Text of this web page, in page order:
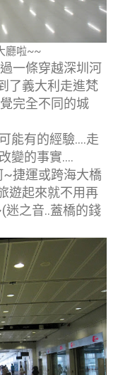
廳啦~~
一條穿越深圳河
了義大利走進梵
完全不同的城
能有的經驗....走
變的事實....
~捷運或跨海大橋
遊起來就不用再
之音..蓋橋的錢